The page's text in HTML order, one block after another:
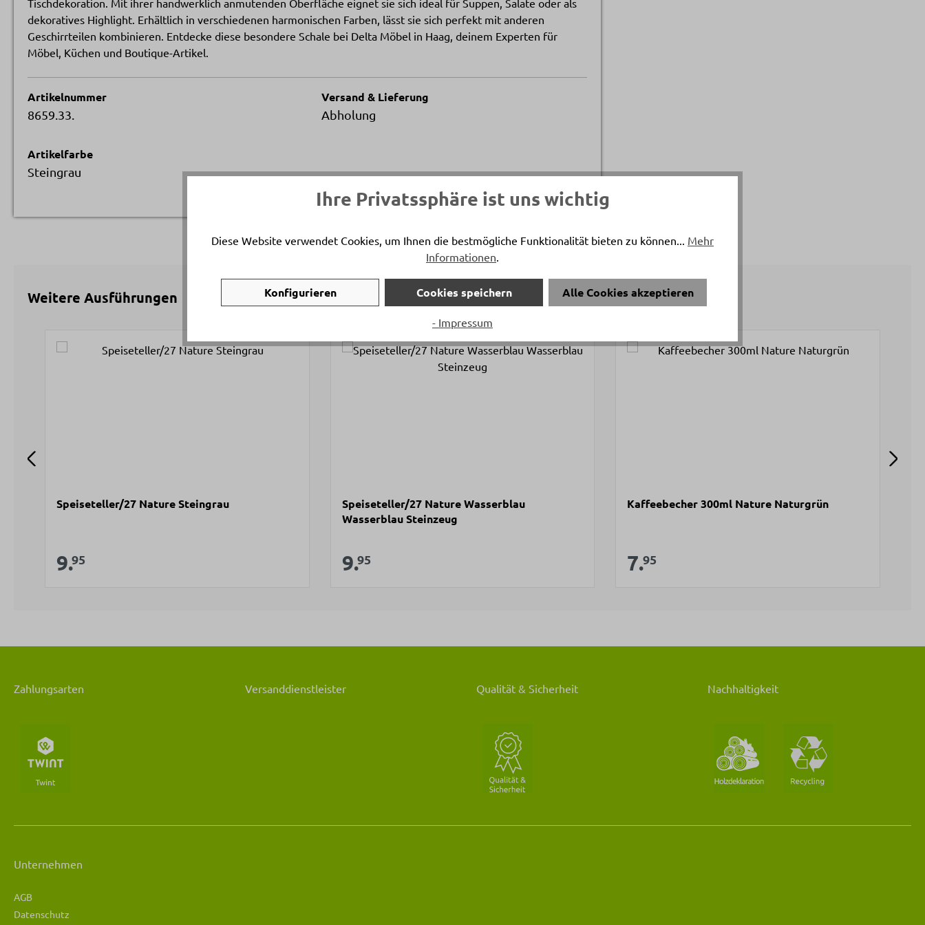
Tischdekoration. Mit ihrer handwerklich anmutenden Oberfläche eignet sie sich ideal für Suppen, Salate oder als
dekoratives Highlight. Erhältlich in verschiedenen harmonischen Farben, lässt sie sich perfekt mit anderen
Geschirrteilen kombinieren. Entdecke diese besondere Schale bei Delta Möbel in Haag, deinem Experten für
Möbel, Küchen und Boutique-Artikel.
Artikelnummer
8659.33.
Versand & Lieferung
Abholung
Artikelfarbe
Steingrau
Weitere Ausführungen
Speiseteller/27 Nature Steingrau
Verkaufspreis:
9.95
Speiseteller/27 Nature Wasserblau
Wasserblau Steinzeug
Verkaufspreis:
9.95
Kaffeebecher 300ml Nature Naturgrün
Verkaufspreis:
7.95
Zahlungsarten Versanddienstleister Qualität & Sicherheit Nachhaltigkeit
Unternehmen
AGB
Datenschutz
Ihre Privatssphäre ist uns wichtig
Diese Website verwendet Cookies, um Ihnen die bestmögliche Funktionalität bieten zu können... Mehr
Informationen.
Konfigurieren Cookies speichern Alle Cookies akzeptieren
- Impressum